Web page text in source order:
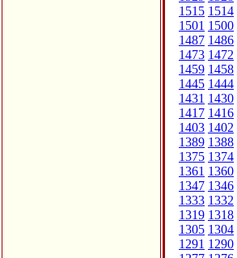
1515 1514
1501 1500
1487 1486
1473 1472
1459 1458
1445 1444
1431 1430
1417 1416
1403 1402
1389 1388
1375 1374
1361 1360
1347 1346
1333 1332
1319 1318
1305 1304
1291 1290